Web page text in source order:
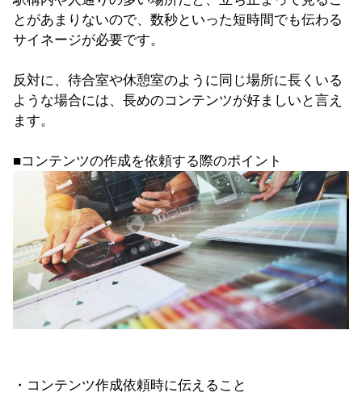
とがあまりないので、数秒といった短時間でも伝わる
サイネージが必要です。
反対に、待合室や休憩室のように同じ場所に長くいる
ような場合には、長めのコンテンツが好ましいと言え
ます。
■コンテンツの作成を依頼する際のポイント
・コンテンツ作成依頼時に伝えること